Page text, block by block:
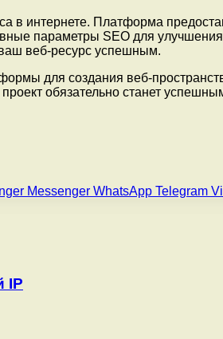
интернете. Платформа
параметры SEO для
веб-ресурс успешным.
для создания веб-
обязательно станет
Messenger WhatsApp Telegram
IP